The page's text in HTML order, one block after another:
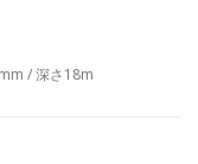
/ 深さ18m